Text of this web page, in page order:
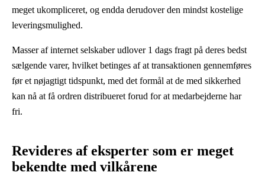
meget ukompliceret, og endda derudover den mindst kostelige
leveringsmulighed.
Masser af internet selskaber udlover 1 dags fragt på deres bedst
sælgende varer, hvilket betinges af at transaktionen gennemføres
før et nøjagtigt tidspunkt, med det formål at de med sikkerhed
kan nå at få ordren distribueret forud for at medarbejderne har
fri.
Revideres af eksperter som er meget
bekendte med vilkårene